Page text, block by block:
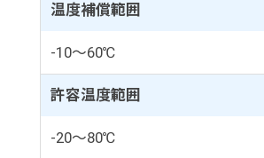
温度補償範囲
-10～60℃
許容温度範囲
-20～80℃